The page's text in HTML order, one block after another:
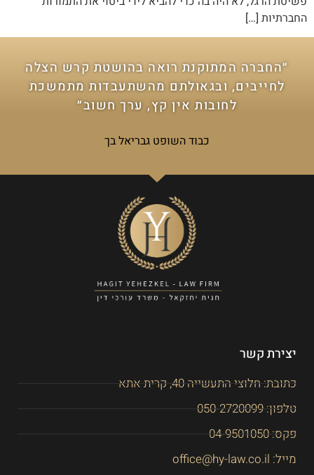
החברתיות […]
״החברה המתוקנת רואה בהושטת קרש הצלה
לחייבים, ובגאולתם מהשתעבדות מתמשכת
לחובות אין קץ, ערך חשוב״
כבוד השופט גבריאל בך
יצירת קשר
כתובת: חלוצי התעשייה 40, קרית אתא
טלפון: 050-2720099
פקס: 04-9501050
מייל: office@hy-law.co.il